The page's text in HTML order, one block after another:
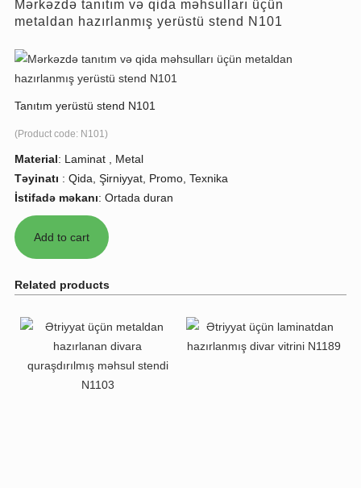
Mərkəzdə tanıtım və qida məhsulları üçün
metaldan hazırlanmış yerüstü stend N101
Tanıtım yerüstü stend N101
(Product code: N101)
Material: Laminat , Metal
Təyinatı : Qida, Şirniyyat, Promo, Texnika
İstifadə məkanı: Ortada duran
Related products